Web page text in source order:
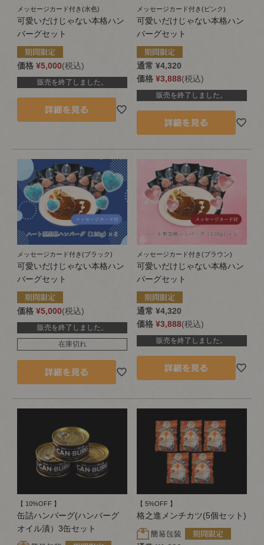
メッセージカード付き(水色)
可愛いだけじゃない本格ハン
バーグセット
価格 ¥5,000 税込
販売を終了しました。
メッセージカード付き(ピンク)
可愛いだけじゃない本格ハン
バーグセット
通常 ¥4,320
価格 ¥3,888 税込
販売を終了しました。
メッセージカード付き(ブラック)
可愛いだけじゃない本格ハン
バーグセット
価格 ¥5,000 税込
販売を終了しました。
在庫切れ
メッセージカード付き(ブラウン)
可愛いだけじゃない本格ハン
バーグセット
通常 ¥4,320
価格 ¥3,888 税込
販売を終了しました。
【 10%OFF 】
缶詰ハンバーグ(ハンバーグ
オイル漬）3缶セット
【 5%OFF 】
格之進メンチカツ(5個セット)